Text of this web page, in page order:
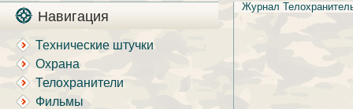
Навигация
Технические штучки
Охрана
Телохранители
Фильмы
Журнал